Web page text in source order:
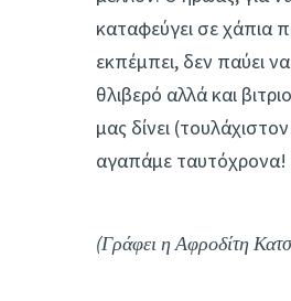
καταφεύγει σε χάπια
εκπέμπει, δεν παύει
θλιβερό αλλά και
μας δίνει
αγαπάμε ταυτόχρονα!
(Γράφει η Αφροδίτη